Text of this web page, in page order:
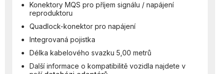
Konektory MQS pro příjem signálu / napájení
reproduktoru
Quadlock-konektor pro napájení
Integrovaná pojistka
Délka kabelového svazku 5,00 metrů
Další informace o kompatibilitě vozidla najdete v